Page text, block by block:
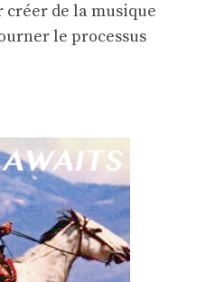
de la musique
le processus